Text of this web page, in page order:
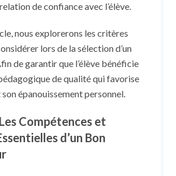
de confiance avec l’élève.
nous explorerons les critères
lors de la sélection d’un
de garantir que l’élève bénéficie
de qualité qui favorise
épanouissement personnel.
Compétences et
d’un Bon